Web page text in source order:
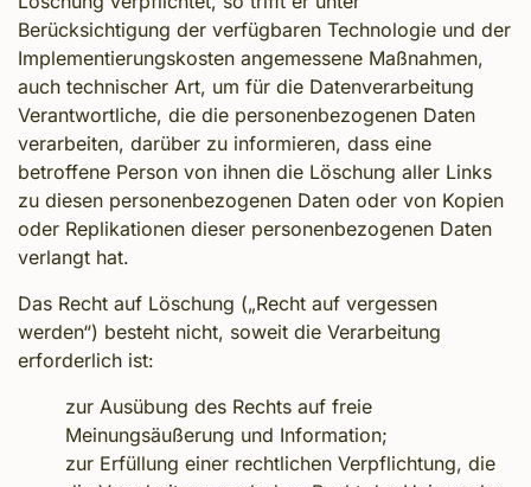
Berücksichtigung der verfügbaren Technologie und der
Implementierungskosten angemessene Maßnahmen,
auch technischer Art, um für die Datenverarbeitung
Verantwortliche, die die personenbezogenen Daten
verarbeiten, darüber zu informieren, dass eine
betroffene Person von ihnen die Löschung aller Links
zu diesen personenbezogenen Daten oder von Kopien
oder Replikationen dieser personenbezogenen Daten
verlangt hat.
Das Recht auf Löschung („Recht auf vergessen
werden“) besteht nicht, soweit die Verarbeitung
erforderlich ist:
zur Ausübung des Rechts auf freie
Meinungsäußerung und Information;
zur Erfüllung einer rechtlichen Verpflichtung, die